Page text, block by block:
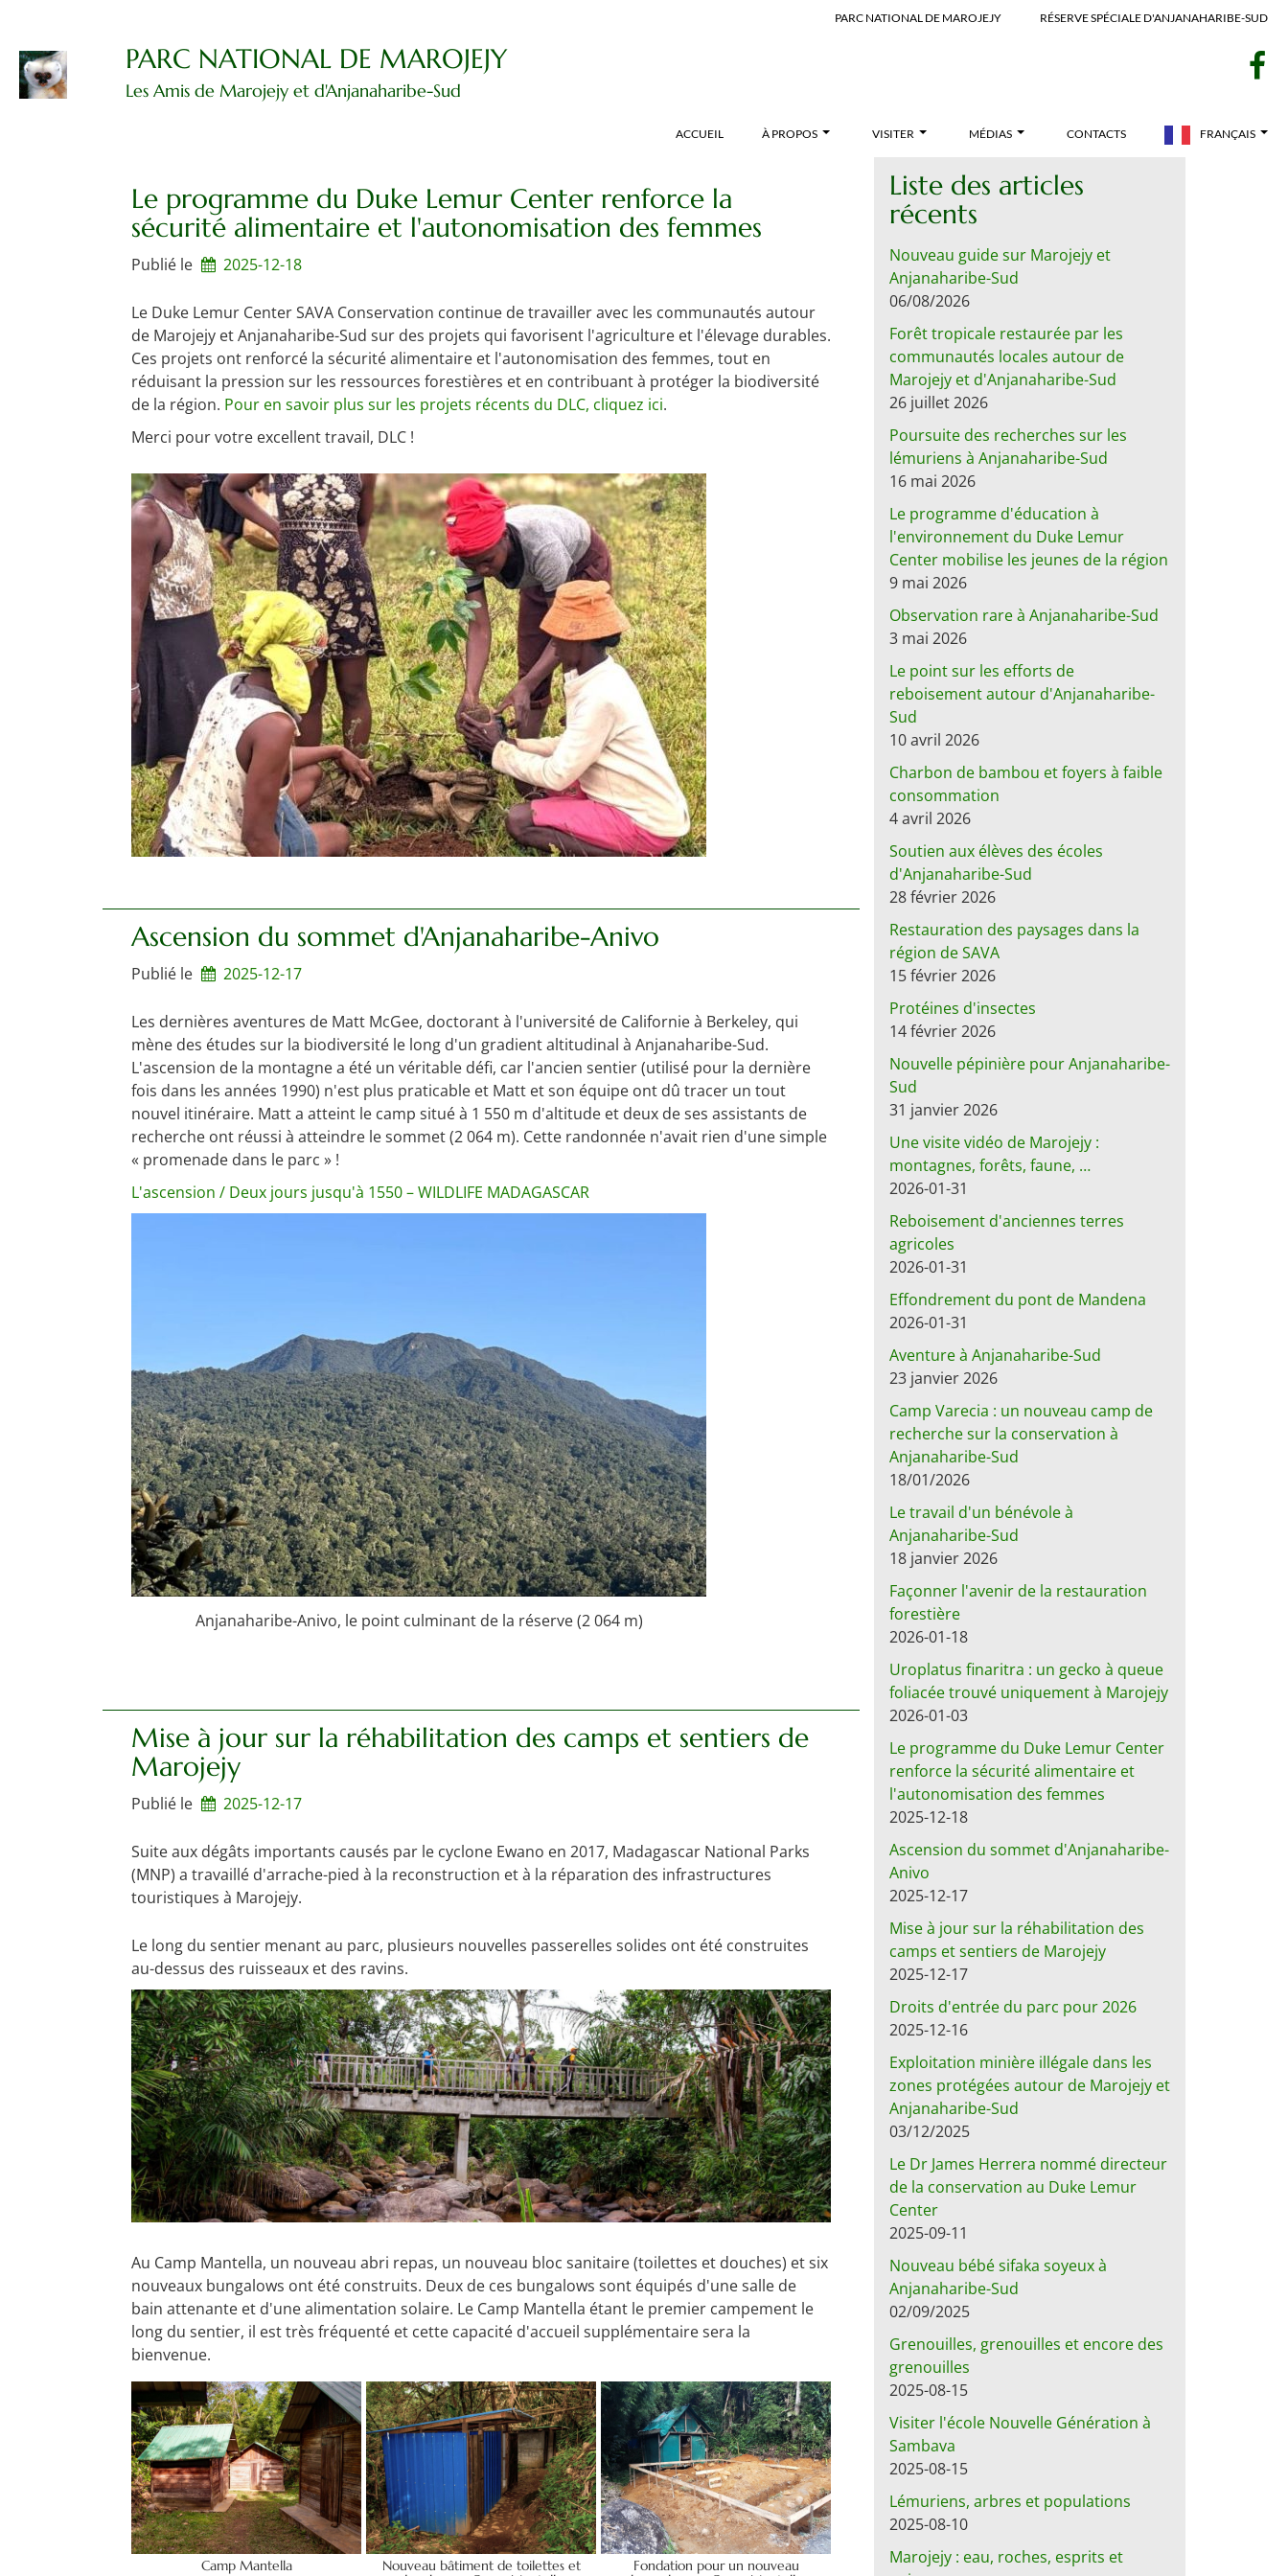
PARC NATIONAL DE MAROJEJY RÉSERVE SPÉCIALE D'ANJANAHARIBE-SUD
PARC NATIONAL DE MAROJEJY
Les Amis de Marojejy et d'Anjanaharibe-Sud
ACCUEIL À PROPOS VISITER MÉDIAS CONTACTS FRANÇAIS
Le programme du Duke Lemur Center renforce la
sécurité alimentaire et l'autonomisation des femmes
Publié le 2025-12-18
Le Duke Lemur Center SAVA Conservation continue de travailler avec les communautés autour
de Marojejy et Anjanaharibe-Sud sur des projets qui favorisent l'agriculture et l'élevage durables.
Ces projets ont renforcé la sécurité alimentaire et l'autonomisation des femmes, tout en
réduisant la pression sur les ressources forestières et en contribuant à protéger la biodiversité
de la région. Pour en savoir plus sur les projets récents du DLC, cliquez ici.
Merci pour votre excellent travail, DLC !
Ascension du sommet d'Anjanaharibe-Anivo
Publié le 2025-12-17
Les dernières aventures de Matt McGee, doctorant à l'université de Californie à Berkeley, qui
mène des études sur la biodiversité le long d'un gradient altitudinal à Anjanaharibe-Sud.
L'ascension de la montagne a été un véritable défi, car l'ancien sentier (utilisé pour la dernière
fois dans les années 1990) n'est plus praticable et Matt et son équipe ont dû tracer un tout
nouvel itinéraire. Matt a atteint le camp situé à 1 550 m d'altitude et deux de ses assistants de
recherche ont réussi à atteindre le sommet (2 064 m). Cette randonnée n'avait rien d'une simple
« promenade dans le parc » !
L'ascension / Deux jours jusqu'à 1550 – WILDLIFE MADAGASCAR
Anjanaharibe-Anivo, le point culminant de la réserve (2 064 m)
Mise à jour sur la réhabilitation des camps et sentiers de
Marojejy
Publié le 2025-12-17
Suite aux dégâts importants causés par le cyclone Ewano en 2017, Madagascar National Parks
(MNP) a travaillé d'arrache-pied à la reconstruction et à la réparation des infrastructures
touristiques à Marojejy.
Le long du sentier menant au parc, plusieurs nouvelles passerelles solides ont été construites
au-dessus des ruisseaux et des ravins.
Au Camp Mantella, un nouveau abri repas, un nouveau bloc sanitaire (toilettes et douches) et six
nouveaux bungalows ont été construits. Deux de ces bungalows sont équipés d'une salle de
bain attenante et d'une alimentation solaire. Le Camp Mantella étant le premier campement le
long du sentier, il est très fréquenté et cette capacité d'accueil supplémentaire sera la
bienvenue.
Camp Mantella
Nouveau bâtiment de toilettes et
Fondation pour un nouveau
Liste des articles
récents
Nouveau guide sur Marojejy et
Anjanaharibe-Sud
06/08/2026
Forêt tropicale restaurée par les
communautés locales autour de
Marojejy et d'Anjanaharibe-Sud
26 juillet 2026
Poursuite des recherches sur les
lémuriens à Anjanaharibe-Sud
16 mai 2026
Le programme d'éducation à
l'environnement du Duke Lemur
Center mobilise les jeunes de la région
9 mai 2026
Observation rare à Anjanaharibe-Sud
3 mai 2026
Le point sur les efforts de
reboisement autour d'Anjanaharibe-
Sud
10 avril 2026
Charbon de bambou et foyers à faible
consommation
4 avril 2026
Soutien aux élèves des écoles
d'Anjanaharibe-Sud
28 février 2026
Restauration des paysages dans la
région de SAVA
15 février 2026
Protéines d'insectes
14 février 2026
Nouvelle pépinière pour Anjanaharibe-
Sud
31 janvier 2026
Une visite vidéo de Marojejy :
montagnes, forêts, faune, …
2026-01-31
Reboisement d'anciennes terres
agricoles
2026-01-31
Effondrement du pont de Mandena
2026-01-31
Aventure à Anjanaharibe-Sud
23 janvier 2026
Camp Varecia : un nouveau camp de
recherche sur la conservation à
Anjanaharibe-Sud
18/01/2026
Le travail d'un bénévole à
Anjanaharibe-Sud
18 janvier 2026
Façonner l'avenir de la restauration
forestière
2026-01-18
Uroplatus finaritra : un gecko à queue
foliacée trouvé uniquement à Marojejy
2026-01-03
Le programme du Duke Lemur Center
renforce la sécurité alimentaire et
l'autonomisation des femmes
2025-12-18
Ascension du sommet d'Anjanaharibe-
Anivo
2025-12-17
Mise à jour sur la réhabilitation des
camps et sentiers de Marojejy
2025-12-17
Droits d'entrée du parc pour 2026
2025-12-16
Exploitation minière illégale dans les
zones protégées autour de Marojejy et
Anjanaharibe-Sud
03/12/2025
Le Dr James Herrera nommé directeur
de la conservation au Duke Lemur
Center
2025-09-11
Nouveau bébé sifaka soyeux à
Anjanaharibe-Sud
02/09/2025
Grenouilles, grenouilles et encore des
grenouilles
2025-08-15
Visiter l'école Nouvelle Génération à
Sambava
2025-08-15
Lémuriens, arbres et populations
2025-08-10
Marojejy : eau, roches, esprits et